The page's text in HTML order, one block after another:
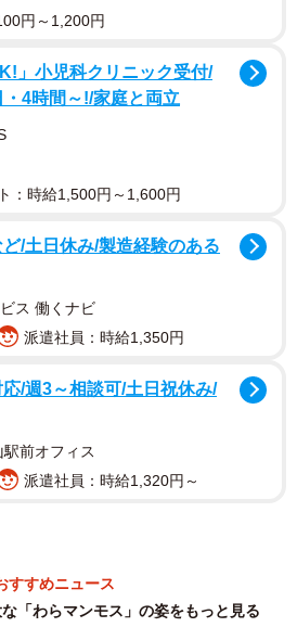
の中に突然マンモスが…！？ ※ねぎ子さん
たずんでいるマンモスの姿。
ってしまう光景です。実際、ねぎ
かっていた仕事が手につかなくな
円～1,200円
」小児科クリニック受付/
4時間～!/家庭と両立
：時給1,500円～1,600円
/土日休み/製造経験のある
ス 働くナビ
派遣社員：時給1,350円
/週3～相談可/土日祝休み/
前オフィス
派遣社員：時給1,320円～
すすめニュース
な「わらマンモス」の姿をもっと見る